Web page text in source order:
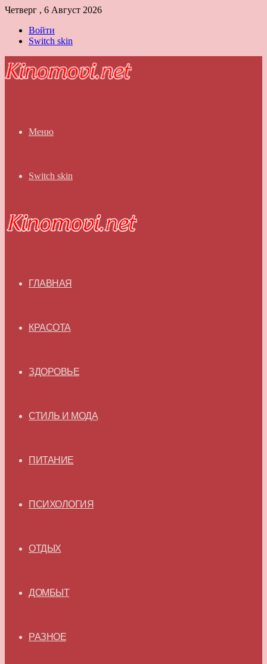
Четверг , 6 Август 2026
Войти
Switch skin
Меню
Switch skin
ГЛАВНАЯ
КРАСОТА
ЗДОРОВЬЕ
СТИЛЬ И МОДА
ПИТАНИЕ
ПСИХОЛОГИЯ
ОТДЫХ
ДОМБЫТ
РАЗНОЕ